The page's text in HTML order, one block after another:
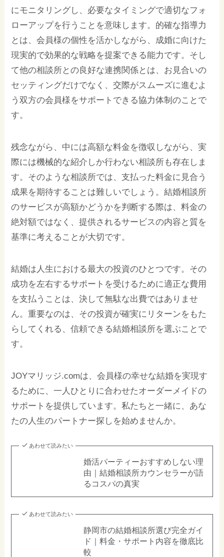
にモニタリングし、必要なタイミングで適切なフォ
ローアップを行うことを意味します。的確な指導力
とは、会員様の個性を活かしながら、成婚に向けた
現実的で効果的な戦略を提案できる能力です。そし
て他の相談所との良好な連携関係とは、お見合いの
セッティングだけでなく、交際がスムーズに進むよ
う双方の会員様をサポートできる協力体制のことで
す。
残念ながら、中には高額な料金を徴収しながら、実
際には機械的な紹介しか行わない相談所も存在しま
す。そのような相談所では、支払った料金に見合う
成果を期待することは難しいでしょう。結婚相談所
のサービスが高額かどうかを判断する際は、料金の
絶対額ではなく、提供されるサービスの内容と質を
基準に考えることが大切です。
結婚は人生における最大の投資のひとつです。その
成功を左右するサポートを受けるために適正な費用
を支払うことは、決して無駄な出費ではありませ
ん。重要なのは、その投資が確実にリターンをもた
らしてくれる、信頼できる結婚相談所を選ぶことで
す。
JOYマリッジ.comは、会員様の幸せな結婚を実現す
るために、一人ひとりに合わせたオーダーメイドの
サポートを提供しています。私たちと一緒に、あな
たの人生のパートナー探しを始めませんか。
あわせて読みたい
婚活パーティーおすすめしない理
由｜結婚相談所カウンセラーが語
るコスパの真実
あわせて読みたい
静岡市の結婚相談所選び完全ガイ
ド｜料金・サポート内容を徹底比
較